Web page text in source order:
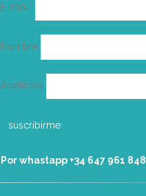
E-mail*
electrónico
Nombre
Apellidos
Por whastapp +34 ‭647 961 848‬